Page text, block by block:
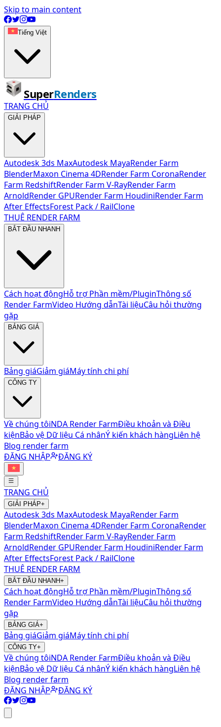
Skip to main content
Tiếng Việt
SuperRenders
TRANG CHỦ
GIẢI PHÁP
Autodesk 3ds MaxAutodesk MayaRender Farm
BlenderMaxon Cinema 4DRender Farm CoronaRender
Farm RedshiftRender Farm V-RayRender Farm
ArnoldRender GPURender Farm HoudiniRender Farm
After EffectsForest Pack / RailClone
THUÊ RENDER FARM
BẮT ĐẦU NHANH
Cách hoạt độngHỗ trợ Phần mềm/PluginThông số
Render FarmVideo Hướng dẫnTài liệuCâu hỏi thường
gặp
BẢNG GIÁ
Bảng giáGiảm giáMáy tính chi phí
CÔNG TY
Về chúng tôiNDA Render FarmĐiều khoản và Điều
kiệnBảo vệ Dữ liệu Cá nhânÝ kiến khách hàngLiên hệ
Blog render farm
ĐĂNG NHẬP
ĐĂNG KÝ
TRANG CHỦ
GIẢI PHÁP+
Autodesk 3ds MaxAutodesk MayaRender Farm
BlenderMaxon Cinema 4DRender Farm CoronaRender
Farm RedshiftRender Farm V-RayRender Farm
ArnoldRender GPURender Farm HoudiniRender Farm
After EffectsForest Pack / RailClone
THUÊ RENDER FARM
BẮT ĐẦU NHANH+
Cách hoạt độngHỗ trợ Phần mềm/PluginThông số
Render FarmVideo Hướng dẫnTài liệuCâu hỏi thường
gặp
BẢNG GIÁ+
Bảng giáGiảm giáMáy tính chi phí
CÔNG TY+
Về chúng tôiNDA Render FarmĐiều khoản và Điều
kiệnBảo vệ Dữ liệu Cá nhânÝ kiến khách hàngLiên hệ
Blog render farm
ĐĂNG NHẬP
ĐĂNG KÝ